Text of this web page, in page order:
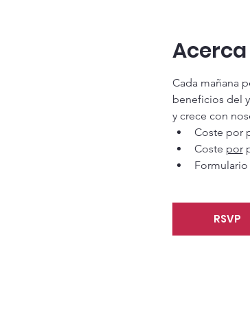
Cada mañana
beneficios del
y crece con
Coste por
Coste por
RSVP